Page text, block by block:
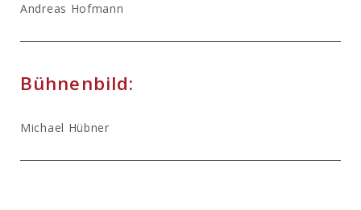
Andreas Hofmann
Bühnenbild:
Michael Hübner